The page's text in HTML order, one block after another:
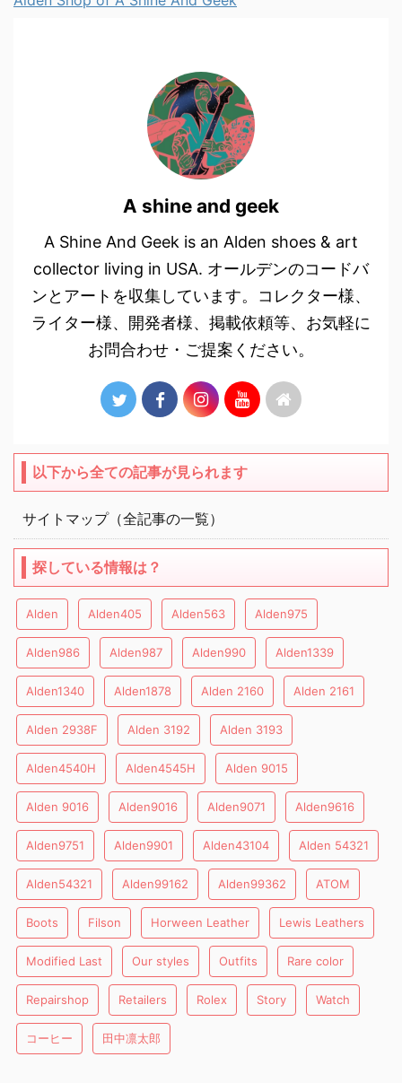
A shine and geek
A Shine And Geek is an Alden shoes & art
collector living in USA. オールデンのコードバ
ンとアートを収集しています。コレクター様、
ライター様、開発者様、掲載依頼等、お気軽に
お問合わせ・ご提案ください。
以下から全ての記事が見られます
サイトマップ（全記事の一覧）
探している情報は？
Alden Alden405 Alden563 Alden975
Alden986 Alden987 Alden990 Alden1339
Alden1340 Alden1878 Alden 2160 Alden 2161
Alden 2938F Alden 3192 Alden 3193
Alden4540H Alden4545H Alden 9015
Alden 9016 Alden9016 Alden9071 Alden9616
Alden9751 Alden9901 Alden43104 Alden 54321
Alden54321 Alden99162 Alden99362 ATOM
Boots Filson Horween Leather Lewis Leathers
Modified Last Our styles Outfits Rare color
Repairshop Retailers Rolex Story Watch
コーヒー 田中凛太郎